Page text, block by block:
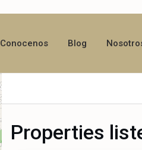
Conocenos Blog
Properties
Lifestyle,